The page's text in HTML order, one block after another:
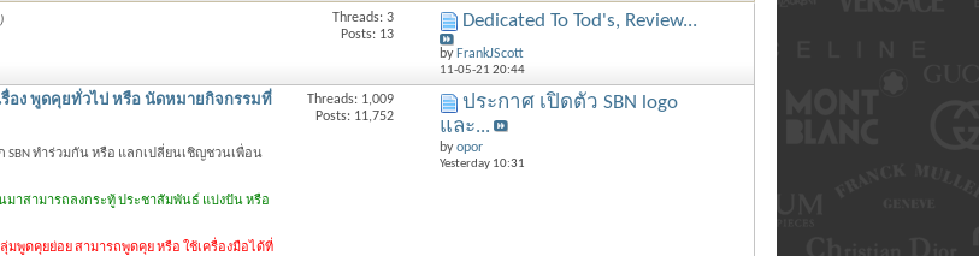
Threads: 3
Posts: 13
Dedicated To Tod's, Review...
by FrankJScott
11-05-21 20:44
เรื่อง พูดคุยทั่วไป หรือ นัดหมายกิจกรรมที่
ทำร่วมกัน หรือ แลกเปลี่ยนเชิญชวนเพื่อน
มาสามารถลงกระทู้ ประชาสัมพันธ์ แบ่งปัน หรือ
มพูดคุยย่อย สามารถพูดคุย หรือ ใช้เครื่องมือได้ที่
Threads: 1,009
Posts: 11,752
ประกาศ เปิดตัว SBN logo
และ...
byopor
Yesterday 10:31